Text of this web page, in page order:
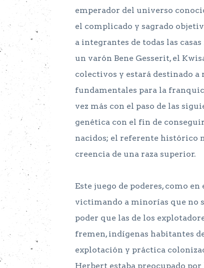
emperador del universo
el complicado y sagrado
a integrantes de todas las
un varón Bene Gesserit, el
colectivos y estará destinado
fundamentales para la
vez más con el paso de las
genética con el fin de
nacidos; el referente histórico
creencia de una raza superior.
Este juego de poderes, como
victimando a minorías que no
poder que las de los
fremen, indígenas habitantes
explotación y práctica
Herbert estaba preocupado